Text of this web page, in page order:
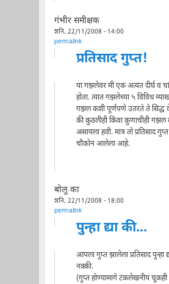
गंभीर समीक्षक
शनि, 22/11/2008 - 14:00
permalink
प्रतिसाद गुप्त!
या गझलेवर मी एक अत्यंत दीर्घ व
होता. त्यात गझलेच्या ५ विविध
गझल कशी पूर्णपणे उतरते ते सिद्ध
की कुठलीही किंवा कुणाचीही
असायला हवी. मात्र तो प्रतिसाद
चौकोन आलेला आहे.
बोलू का
शनि, 22/11/2008 - 18:00
permalink
पुन्हा द्या की...
आपला गुप्त झालेला प्रतिसाद पुन्हा
नक्की.
(गुप्त होण्यामागे टंकलेखनीय